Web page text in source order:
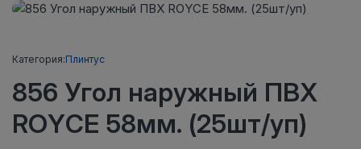
Категория:Плинтус
856 Угол наружный ПВХ
ROYCE 58мм. (25шт/уп)